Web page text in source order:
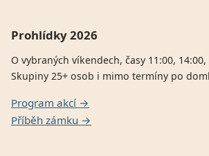
Prohlídky 2026
O vybraných víkendech, časy 11:00, 14:00,
Skupiny 25+ osob i mimo termíny po
Program akcí →
Příběh zámku →